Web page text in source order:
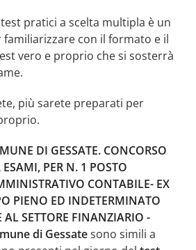
test pratici a scelta multipla è un
con il formato e il
vero e proprio che si sosterrà
più sarete preparati per
DI GESSATE. CONCORSO
PER N. 1 POSTO
CONTABILE- EX
PIENO ED INDETERMINATO
AL SETTORE FINANZIARIO -
di Gessatesono simili a